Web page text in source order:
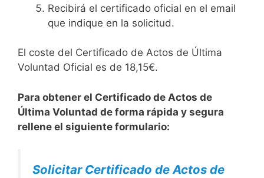
Recibirá el certificado oficial en el email
que indique en la solicitud.
El coste del Certificado de Actos de Última
Voluntad Oficial es de 18,15€.
Para obtener el Certificado de Actos de
Última Voluntad de forma rápida y segura
rellene el siguiente formulario:
Solicitar Certificado de Actos de